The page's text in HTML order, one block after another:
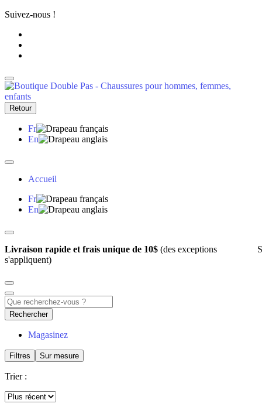
Suivez-nous !
Retour
Fr
En
Accueil
Fr
En
Livraison rapide et frais unique de 10$ (des exceptions
s'appliquent)
Rechercher
Magasinez
Filtres Sur mesure
Trier :